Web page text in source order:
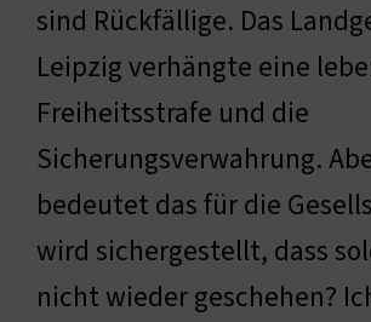
sind Rückfällige. Das
Leipzig verhängte eine
Freiheitsstrafe und die
Sicherungsverwahrung.
bedeutet das für die
wird sichergestellt, dass
nicht wieder geschehen?